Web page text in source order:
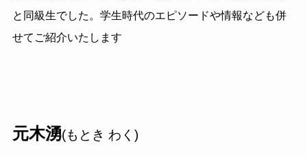
と同級生でした。学生時代のエピソードや情報なども併
せてご紹介いたします
元木湧(もとき わく)